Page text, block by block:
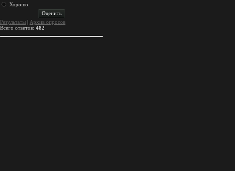
Хорошо
Результаты | Архив опросов
Всего ответов: 482